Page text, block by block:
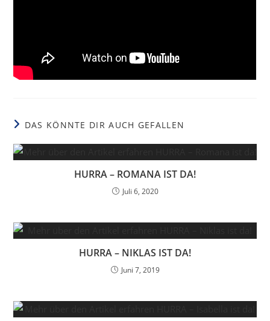
DAS KÖNNTE DIR AUCH GEFALLEN
HURRA – ROMANA IST DA!
Juli 6, 2020
HURRA – NIKLAS IST DA!
Juni 7, 2019